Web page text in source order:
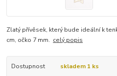
Zlatý přívěsek, který bude ideální k
cm, očko 7 mm. celý popis
Dostupnost skladem 1 ks